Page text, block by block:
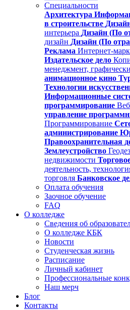
Специальности
Архитектура
в строительстве
интерьера Дизайн (По
дизайн Дизайн (По
Реклама Интернет-
Издательское дело
менеджмент,
анимационное кино
Технологии
Информационные
программирование
управление
Программирование
администрирование
Правоохранительная
Землеустройство
недвижимости
деятельность,
торговля Банковское
Оплата обучения
Заочное обучение
FAQ
О колледже
Сведения об
О колледже КБК
Новости
Студенческая жизнь
Расписание
Личный кабинет
Профессиональные
Наш мерч
Блог
Контакты